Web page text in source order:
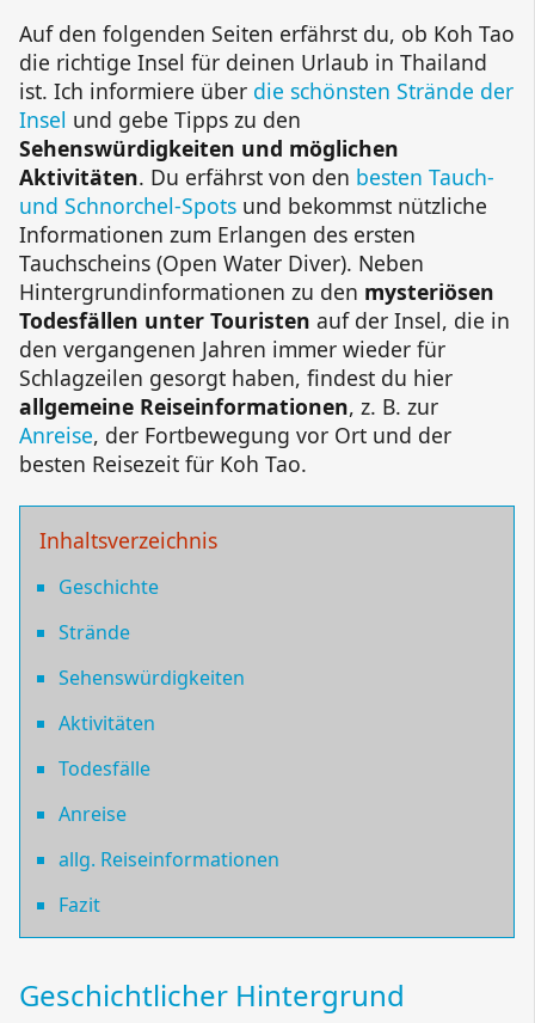
Auf den folgenden Seiten erfährst du, ob Koh Tao
die richtige Insel für deinen Urlaub in Thailand
ist. Ich informiere über die schönsten Strände der
Insel und gebe Tipps zu den
Sehenswürdigkeiten und möglichen
Aktivitäten. Du erfährst von den besten Tauch-
und Schnorchel-Spots und bekommst nützliche
Informationen zum Erlangen des ersten
Tauchscheins (Open Water Diver). Neben
Hintergrundinformationen zu den mysteriösen
Todesfällen unter Touristen auf der Insel, die in
den vergangenen Jahren immer wieder für
Schlagzeilen gesorgt haben, findest du hier
allgemeine Reiseinformationen, z. B. zur
Anreise, der Fortbewegung vor Ort und der
besten Reisezeit für Koh Tao.
Inhaltsverzeichnis
Geschichte
Strände
Sehenswürdigkeiten
Aktivitäten
Todesfälle
Anreise
allg. Reiseinformationen
Fazit
Geschichtlicher Hintergrund